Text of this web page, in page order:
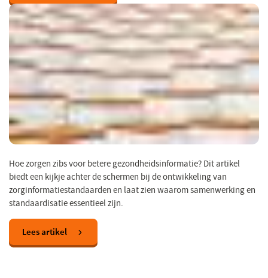
Hoe zorgen zibs voor betere gezondheidsinformatie? Dit artikel
biedt een kijkje achter de schermen bij de ontwikkeling van
zorginformatiestandaarden en laat zien waarom samenwerking en
standaardisatie essentieel zijn.
Lees artikel